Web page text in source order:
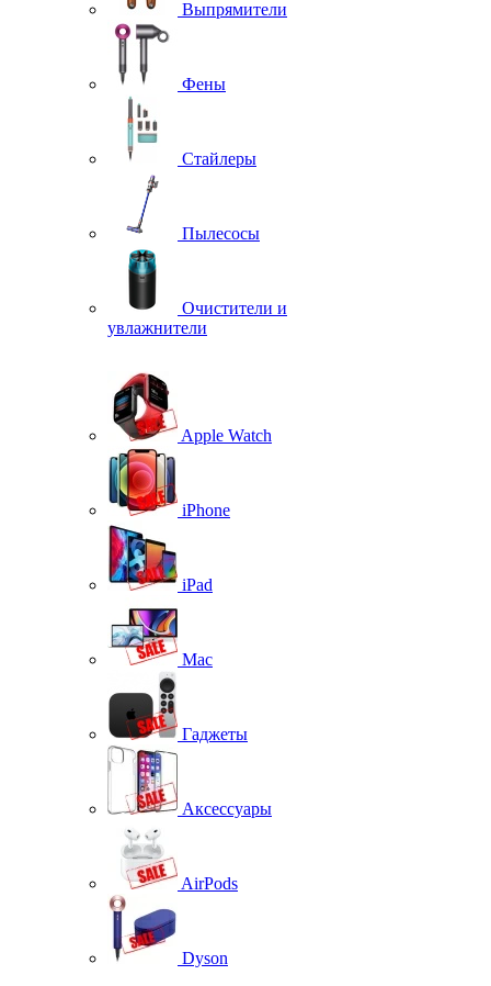
Выпрямители
Фены
Стайлеры
Пылесосы
Очистители и
увлажнители
Apple Watch
iPhone
iPad
Mac
Гаджеты
Аксессуары
AirPods
Dyson